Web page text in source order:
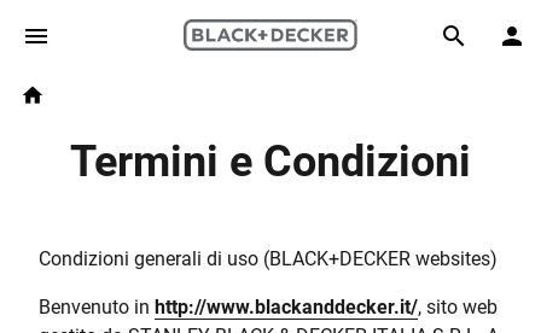
Skip to main content
Search
Breadcrumb
Termini e Condizioni
Condizioni generali di uso (BLACK+DECKER websites)
Benvenuto in http://www.blackanddecker.it/, sito web